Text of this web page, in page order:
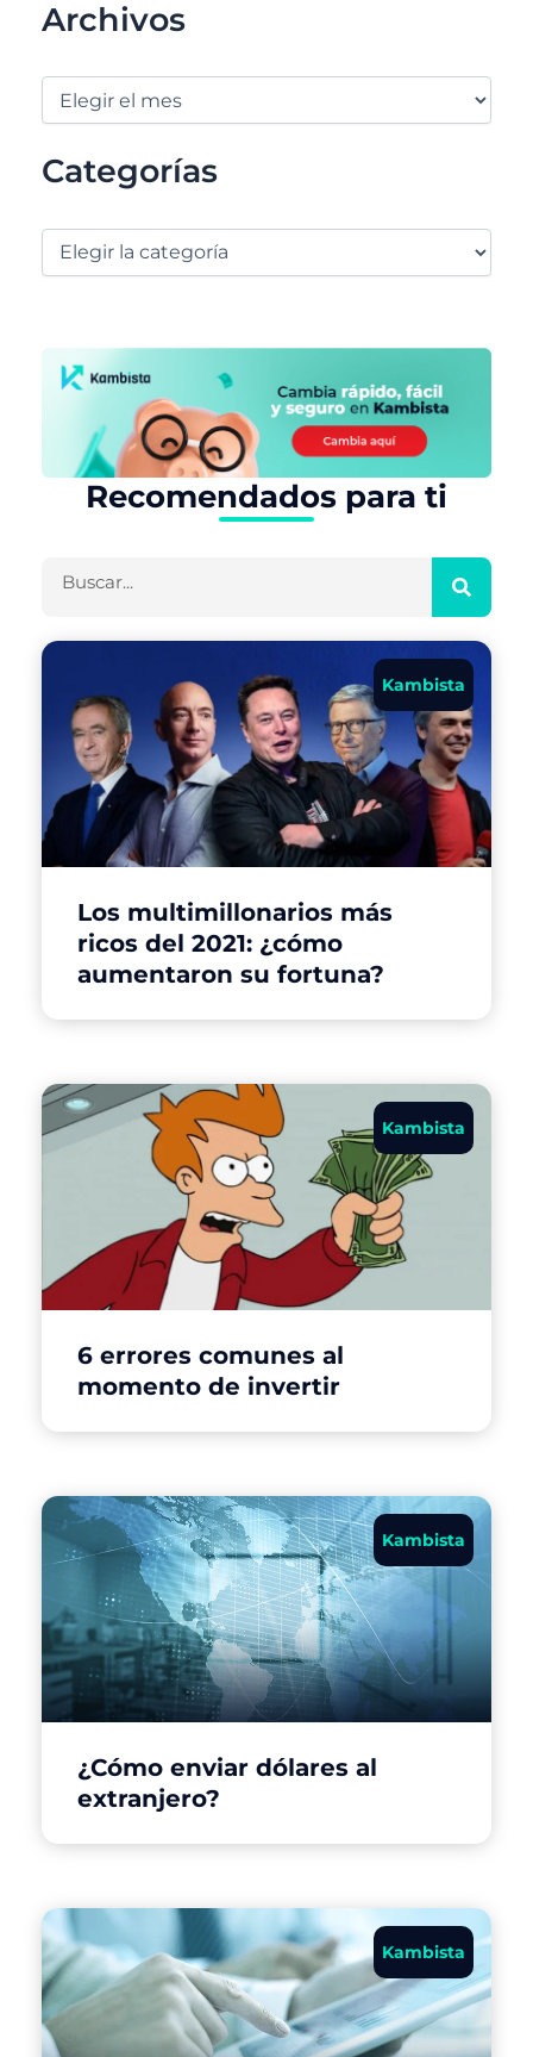
Archivos
Categorías
Recomendados para ti
Kambista
Los multimillonarios más
ricos del 2021: ¿cómo
aumentaron su fortuna?
Kambista
6 errores comunes al
momento de invertir
Kambista
¿Cómo enviar dólares al
extranjero?
Kambista